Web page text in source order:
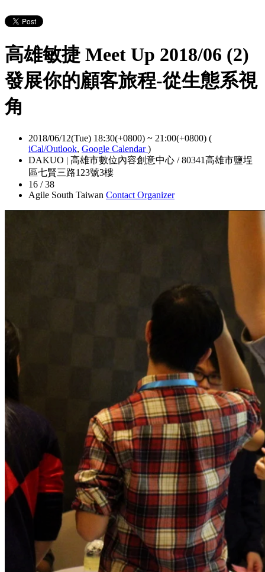
高雄敏捷 Meet Up 2018/06 (2)
發展你的顧客旅程-從生態系視
角
2018/06/12(Tue) 18:30(+0800) ~ 21:00(+0800) (
iCal/Outlook, Google Calendar)
DAKUO | 高雄市數位內容創意中心 / 80341高雄市鹽埕
區七賢三路123號3樓
16 / 38
Agile South Taiwan Contact Organizer